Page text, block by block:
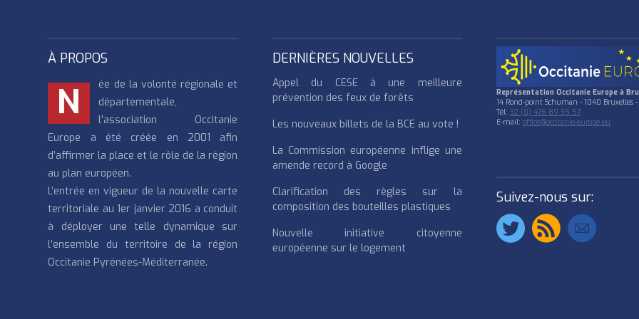
À PROPOS
N
ée de la volonté régionale et
départementale,
l’association Occitanie
Europe a été créée en 2001 afin
d’affirmer la place et le rôle de la région
au plan européen.
L’entrée en vigueur de la nouvelle carte
territoriale au 1er janvier 2016 a conduit
à déployer une telle dynamique sur
l’ensemble du territoire de la région
Occitanie Pyrénées-Méditerranée.
DERNIÈRES NOUVELLES
Appel du CESE à une meilleure
prévention des feux de forêts
Les nouveaux billets de la BCE au vote !
La Commission européenne inflige une
amende record à Google
Clarification des règles sur la
composition des bouteilles plastiques
Nouvelle initiative citoyenne
européenne sur le logement
Représentation Occitanie Europe à
14 Rond-point Schuman - 1040 Bruxelles
Tél:32 (0) 476 89 35 57
E-mail:office@occitanie-europe.eu
Suivez-nous sur: